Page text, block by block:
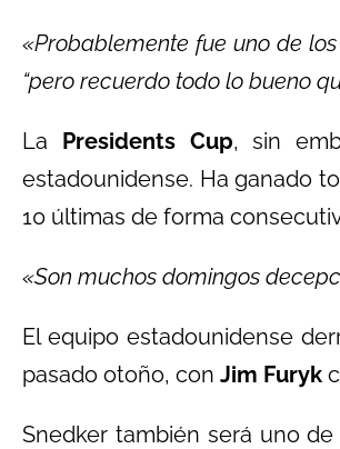
«Probablemente fue uno de
“pero recuerdo todo lo bueno
La Presidents Cup, sin
estadounidense. Ha ganado
10 últimas de forma
«Son muchos domingos
El equipo estadounidense
pasado otoño, con Jim Furyk
Snedker también será uno